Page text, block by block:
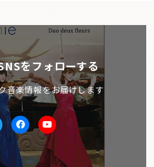
をフォローする
音楽情報をお届けします
facebookYoutube